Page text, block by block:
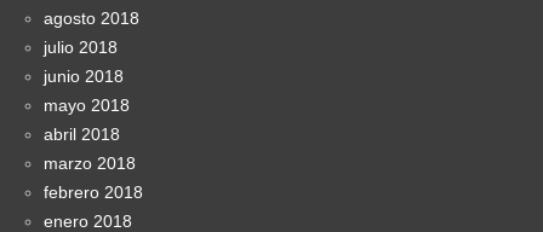
agosto 2018
julio 2018
junio 2018
mayo 2018
abril 2018
marzo 2018
febrero 2018
enero 2018